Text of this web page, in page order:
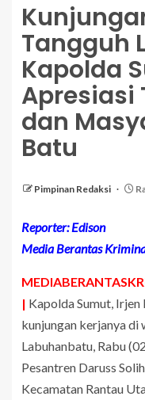
Tangguh
Kapolda
Apresiasi
dan
Batu
Pimpinan Redaksi
Reporter: Edison
Media Berantas
| Kapolda Sumut,
kunjungan kerjanya di
Labuhanbatu, Rabu
Pesantren Daruss
Kecamatan Rantau